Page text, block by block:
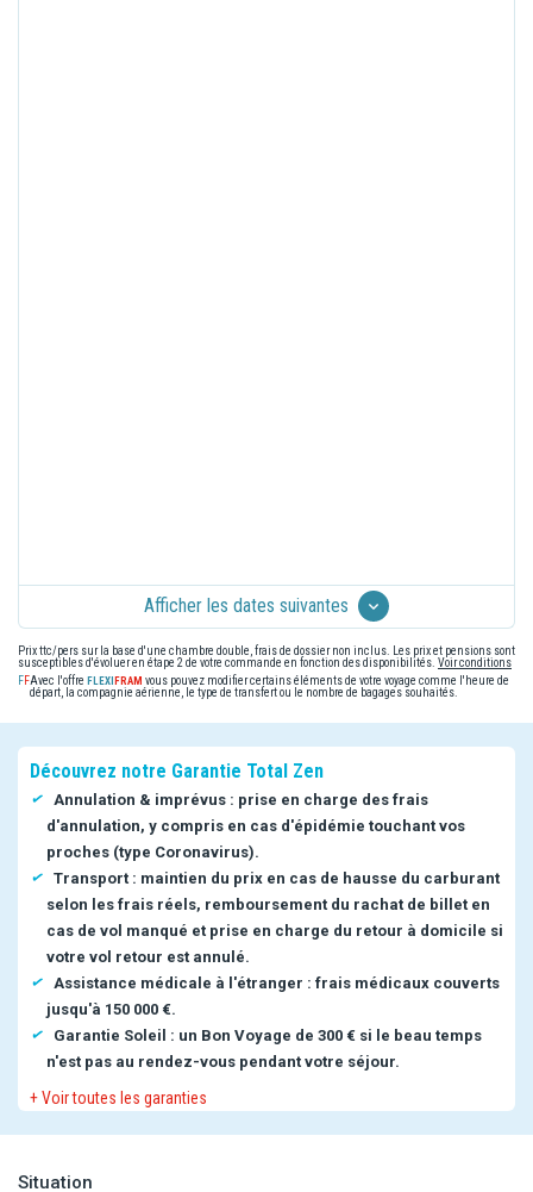
Afficher les dates suivantes
Prix ttc/pers sur la base d'une chambre double, frais de dossier non inclus. Les prix et pensions sont
susceptibles d'évoluer en étape 2 de votre commande en fonction des disponibilités. Voir conditions
Avec l'offre
vous pouvez modifier certains éléments de votre voyage comme l'heure de
départ, la compagnie aérienne, le type de transfert ou le nombre de bagages souhaités.
Découvrez notre Garantie Total Zen
Annulation & imprévus : prise en charge des frais
d'annulation, y compris en cas d'épidémie touchant vos
proches (type Coronavirus).
Transport : maintien du prix en cas de hausse du carburant
selon les frais réels, remboursement du rachat de billet en
cas de vol manqué et prise en charge du retour à domicile si
votre vol retour est annulé.
Assistance médicale à l'étranger : frais médicaux couverts
jusqu'à 150 000 €.
Garantie Soleil : un Bon Voyage de 300 € si le beau temps
n'est pas au rendez-vous pendant votre séjour.
+ Voir toutes les garanties
Situation